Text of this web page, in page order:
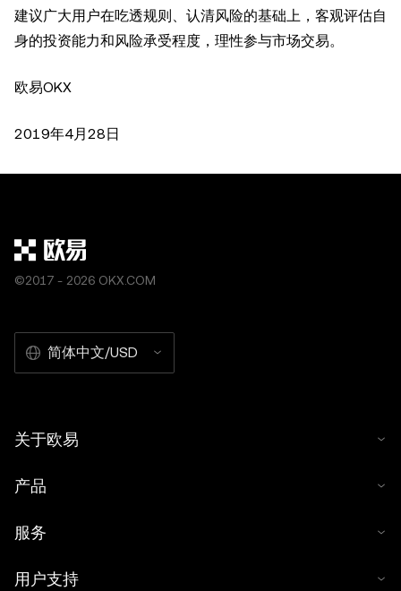
建议广大用户在吃透规则、认清风险的基础上，客观评估自
身的投资能力和风险承受程度，理性参与市场交易。
欧易OKX
2019年4月28日
©2017 - 2026 OKX.COM
简体中文/USD
关于欧易
产品
服务
用户支持